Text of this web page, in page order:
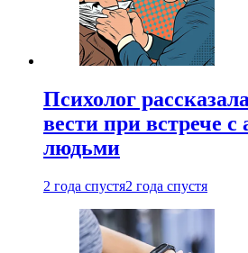
Психолог
вести при встрече
людьми
2 года спустя2 года спустя